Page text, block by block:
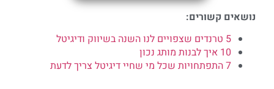
נושאים קשורים:
5 טרנדים שצפויים לנו השנה בשיווק ודיגיטל
10 איך לבנות מותג נכון
7 התפתחויות שכל מי שחיי דיגיטל צריך לדעת